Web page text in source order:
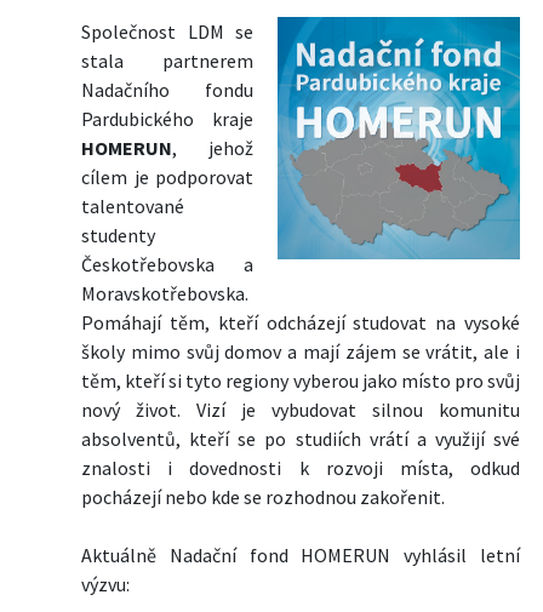
Společnost LDM se
stala partnerem
Nadačního fondu
Pardubického kraje
HOMERUN, jehož
cílem je podporovat
talentované
studenty
Českotřebovska a
Moravskotřebovska.
Pomáhají těm, kteří odcházejí studovat na vysoké
školy mimo svůj domov a mají zájem se vrátit, ale i
těm, kteří si tyto regiony vyberou jako místo pro svůj
nový život. Vizí je vybudovat silnou komunitu
absolventů, kteří se po studiích vrátí a využijí své
znalosti i dovednosti k rozvoji místa, odkud
pocházejí nebo kde se rozhodnou zakořenit.
Aktuálně Nadační fond HOMERUN vyhlásil letní
výzvu: